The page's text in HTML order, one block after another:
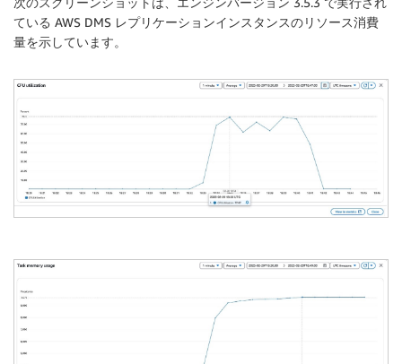
ている AWS DMS レプリケーションインスタンスのリソース消費
量を示しています。